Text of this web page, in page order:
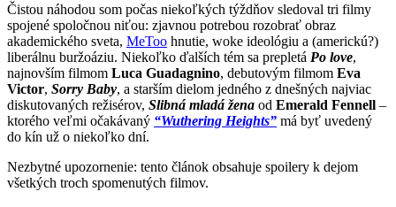
Čistou náhodou som počas niekoľkých týždňov sledoval tri filmy
spojené spoločnou niťou: zjavnou potrebou rozobrať obraz
akademického sveta, MeToo hnutie, woke ideológiu a (americkú?)
liberálnu buržoáziu. Niekoľko ďalších tém sa prepletá Po love,
najnovším filmom Luca Guadagnino, debutovým filmom Eva
Victor, Sorry Baby, a starším dielom jedného z dnešných najviac
diskutovaných režisérov, Slibná mladá žena od Emerald Fennell –
ktorého veľmi očakávaný “Wuthering Heights” má byť uvedený
do kín už o niekoľko dní.
Nezbytné upozornenie: tento článok obsahuje spoilery k dejom
všetkých troch spomenutých filmov.